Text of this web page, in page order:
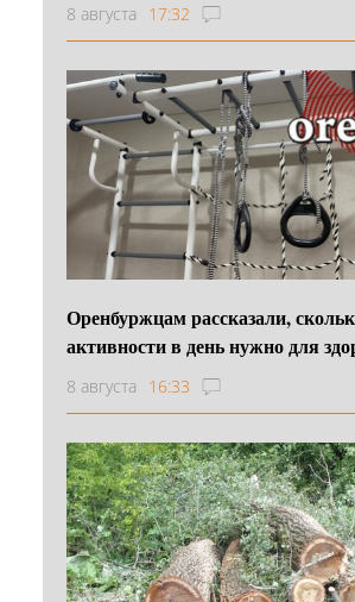
8 августа 17:32
Оренбуржцам рассказали,
активности в день нужно для
8 августа 16:33